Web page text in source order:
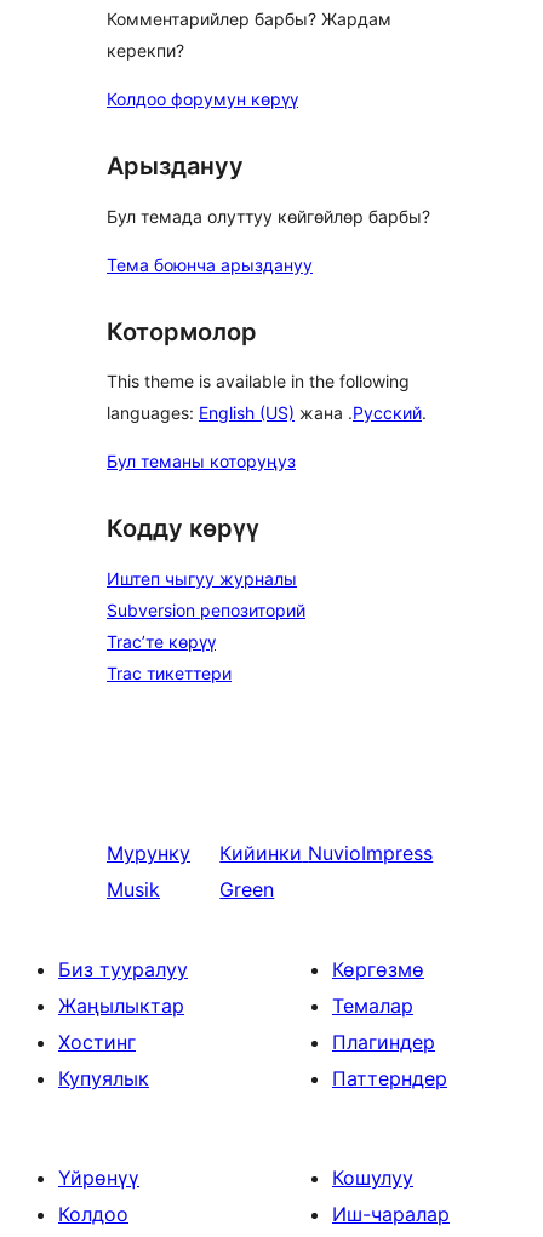
Комментарийлер барбы? Жардам
керекпи?
Колдоо форумун көрүү
Арыздануу
Бул темада олуттуу көйгөйлөр барбы?
Тема боюнча арыздануу
Котормолор
This theme is available in the following
languages: English (US) жана .Русский.
Бул теманы которуңуз
Кодду көрүү
Иштеп чыгуу журналы
Subversion репозиторий
Trac’те көрүү
Trac тикеттери
Мурунку
Musik
Кийинки NuvioImpress
Green
Биз тууралуу
Жаңылыктар
Хостинг
Купуялык
Көргөзмө
Темалар
Плагиндер
Паттерндер
Үйрөнүү
Колдоо
Кошулуу
Иш-чаралар